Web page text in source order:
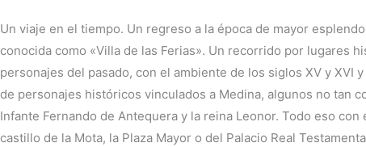
Un viaje en el tiempo. Un regreso a la época de mayor
conocida como «Villa de las Ferias». Un recorrido por lugares
personajes del pasado, con el ambiente de los siglos XV y XVI
de personajes históricos vinculados a Medina, algunos no tan
Infante Fernando de Antequera y la reina Leonor. Todo eso con
castillo de la Mota, la Plaza Mayor o del Palacio Real